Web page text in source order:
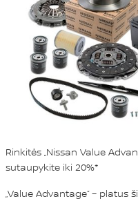
Rinkitės „Nissan Value
sutaupykite iki 20%*
„Value Advantage“ –